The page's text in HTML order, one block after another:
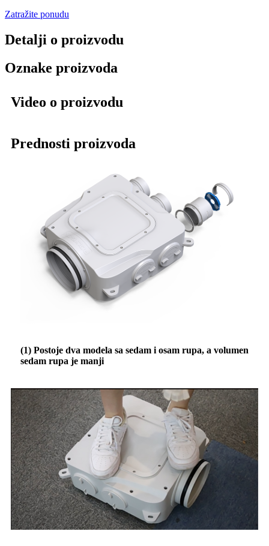
Zatražite ponudu
Detalji o proizvodu
Oznake proizvoda
Video o proizvodu
Prednosti proizvoda
(1) Postoje dva modela sa sedam i osam rupa, a volumen
sedam rupa je manji